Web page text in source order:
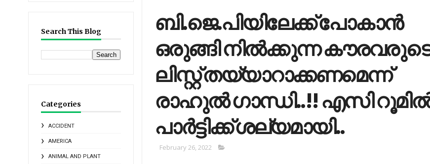
Search This Blog
Categories
ACCIDENT
AMERICA
ANIMAL AND PLANT
ബി.ജെ.പിയിലേക്ക് പോകാന്‍
ഒരുങ്ങി നില്‍ക്കുന്ന
ലിസ്റ്റ് തയ്യാറാക്കണമെന്ന്
രാഹുല്‍ ഗാന്ധി..!! എസി
പാർട്ടിക്ക് ശല്യമായി..
February 26, 2022